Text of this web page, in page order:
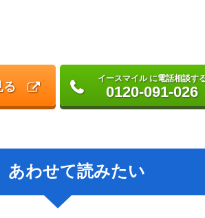
る
イースマイル に電話相談す
0120-091-026
あわせて読みたい